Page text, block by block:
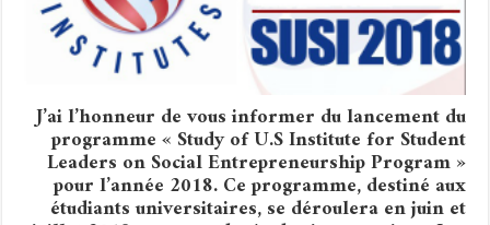
J’ai l’honneur de vous informer du lancement du
programme « Study of U.S Institute for Student
Leaders on Social Entrepreneurship Program »
pour l’année 2018. Ce programme, destiné aux
étudiants universitaires, se déroulera en juin et